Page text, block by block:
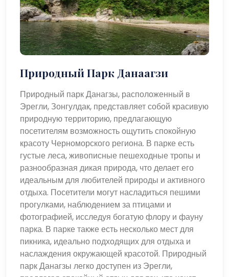
Природный Парк Данаагзи
Природный парк Данагзы, расположенный в
Эрегли, Зонгулдак, представляет собой красивую
природную территорию, предлагающую
посетителям возможность ощутить спокойную
красоту Черноморского региона. В парке есть
густые леса, живописные пешеходные тропы и
разнообразная дикая природа, что делает его
идеальным для любителей природы и активного
отдыха. Посетители могут насладиться пешими
прогулками, наблюдением за птицами и
фотографией, исследуя богатую флору и фауну
парка. В парке также есть несколько мест для
пикника, идеально подходящих для отдыха и
наслаждения окружающей красотой. Природный
парк Данагзы легко доступен из Эрегли,